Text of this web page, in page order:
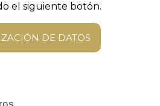
el siguiente botón.
DE DATOS